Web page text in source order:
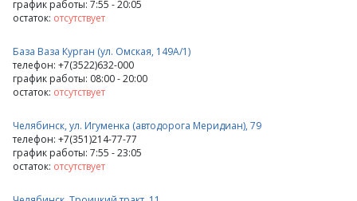
график работы: 7:55 - 20:05
остаток: отсутствует
База Ваза Курган (ул. Омская, 149А/1)
телефон: +7(3522)632-000
график работы: 08:00 - 20:00
остаток: отсутствует
Челябинск, ул. Игуменка (автодорога Меридиан), 79
телефон: +7(351)214-77-77
график работы: 7:55 - 23:05
остаток: отсутствует